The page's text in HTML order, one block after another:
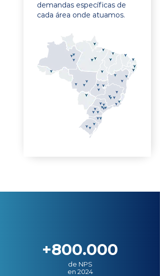
demandas específicas de
cada área onde atuamos.
+800.000
de NPS
en 2024